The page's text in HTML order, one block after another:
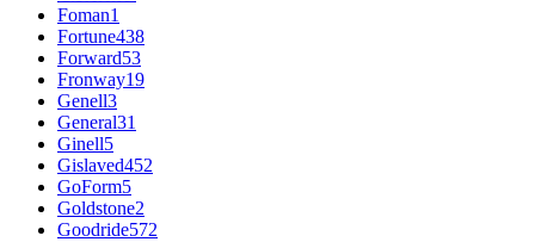
Foman1
Fortune438
Forward53
Fronway19
Genell3
General31
Ginell5
Gislaved452
GoForm5
Goldstone2
Goodride572